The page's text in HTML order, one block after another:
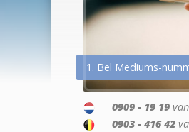
1. Bel Mediums-
0909 - 19 19
0903 - 416 42